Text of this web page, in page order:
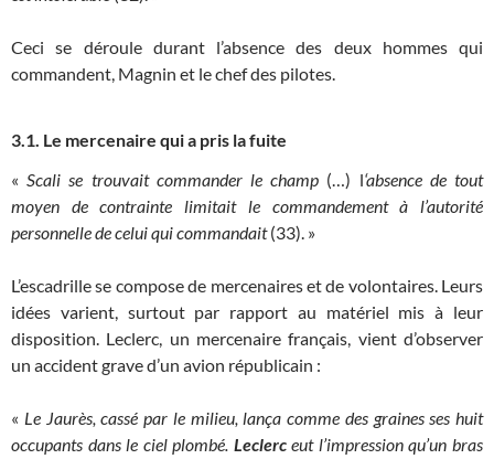
Ceci se déroule durant l’absence des deux hommes qui
commandent, Magnin et le chef des pilotes.
3.1. Le mercenaire qui a pris la fuite
«Scali se trouvait commander le champ (…) l‘absence de tout
moyen de contrainte limitait le commandement à l’autorité
personnelle de celui qui commandait(33). »
L’escadrille se compose de mercenaires et de volontaires. Leurs
idées varient, surtout par rapport au matériel mis à leur
disposition. Leclerc, un mercenaire français, vient d’observer
un accident grave d’un avion républicain :
« Le Jaurès, cassé par le milieu, lança comme des graines ses huit
occupants dans le ciel plombé. Leclerceut l’impression qu’un bras